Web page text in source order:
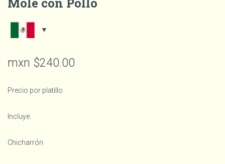
mxn $240.00
Precio por platillo
Incluye:
Chicharrón